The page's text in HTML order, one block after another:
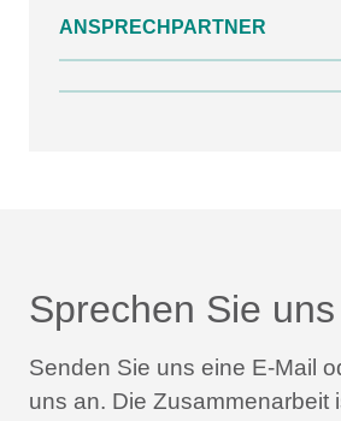
ANSPRECHPARTNER
Sprechen Sie
Senden Sie uns eine E-Mail
uns an. Die Zusammenarbeit